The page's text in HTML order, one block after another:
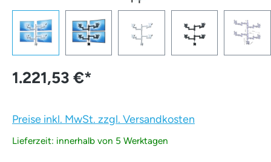
1.221,53 €*
Preise inkl. MwSt. zzgl. Versandkosten
Lieferzeit: innerhalb von 5 Werktagen